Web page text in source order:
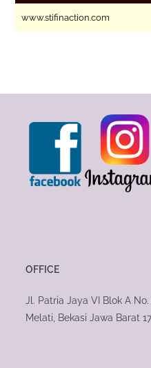
www.stifinaction.com
OFFICE
Jl. Patria Jaya VI Blok A
Melati, Bekasi Jawa Barat